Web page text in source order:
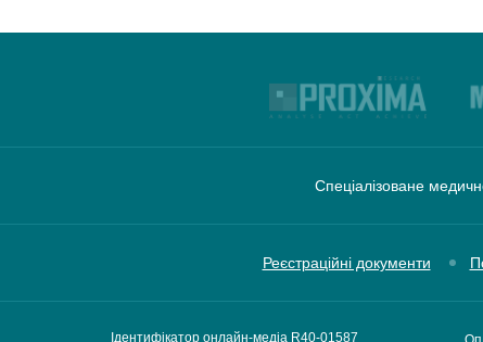
Спеціалізоване
Реєстраційні документи
Ідентифікатор онлайн-медіа R40-01587